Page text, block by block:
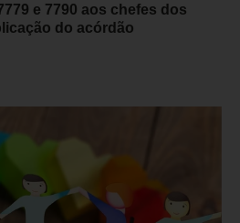
e 7790 aos chefes dos
do acórdão